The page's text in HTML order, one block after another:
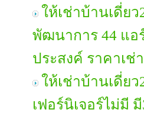
ให้เช่าบ้านเดี่ยว
พัฒนาการ 44 แอ
ประสงค์ ราคาเช่
ให้เช่าบ้านเดี่ย
เฟอร์นิเจอร์ไม่มี